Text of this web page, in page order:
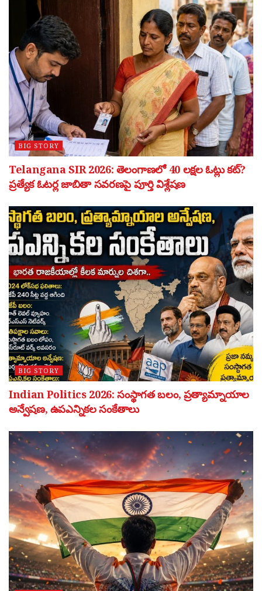
BIG STORY
Telangana SIR 2026: తెలంగాణలో 40 లక్షల ఓట్లు కట్?
ప్రత్యేక ఓటర్ల జాబితా సవరణపై పూర్తి విశ్లేషణ
BIG STORY
Indian Politics 2026: సంస్థాగత బలం, ప్రత్యామ్నాయాల
అన్వేషణ, ఉపఎన్నికల సంకేతాలు